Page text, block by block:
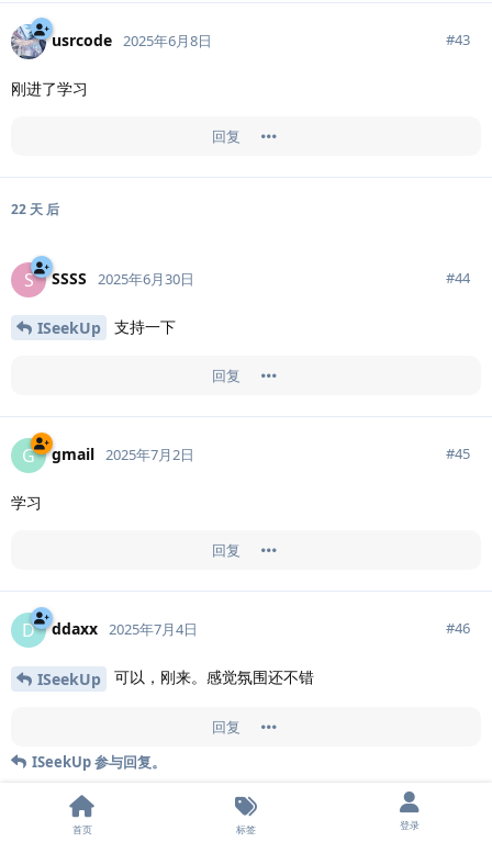
usrcode 2025年6月8日 #43
刚进了学习
回复
22 天 后
S SSSS 2025年6月30日 #44
ISeekUp 支持一下
回复
G gmail 2025年7月2日 #45
学习
回复
D ddaxx 2025年7月4日 #46
ISeekUp 可以，刚来。感觉氛围还不错
回复
ISeekUp参与回复。
首页 标签 登录